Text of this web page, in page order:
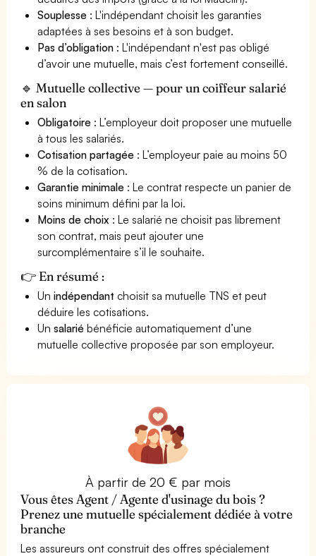
Souplesse : L'indépendant choisit les garanties
adaptées à ses besoins et à son budget.
Pas d’obligation : L'indépendant n'est pas obligé
d’avoir une mutuelle, mais c’est fortement conseillé.
🔹 Mutuelle collective — pour un coiffeur salarié
en salon
Obligatoire : L’employeur doit proposer une mutuelle
à tous les salariés.
Cotisation partagée : L’employeur paie au moins 50
% de la cotisation.
Garantie minimale : Le contrat respecte un panier de
soins minimum défini par la loi.
Moins de choix : Le salarié ne choisit pas librement
son contrat, mais peut ajouter une
surcomplémentaire s’il le souhaite.
👉 En résumé :
Unindépendant choisit sa mutuelle TNS et peut
déduire les cotisations.
Unsalarié bénéficie automatiquement d’une
mutuelle collective proposée par son employeur.
À partir de 20 € par mois
Vous êtes Agent / Agente d'usinage du bois ?
Prenez une mutuelle spécialement dédiée à votre
branche
Les assureurs ont construit des offres spécialement